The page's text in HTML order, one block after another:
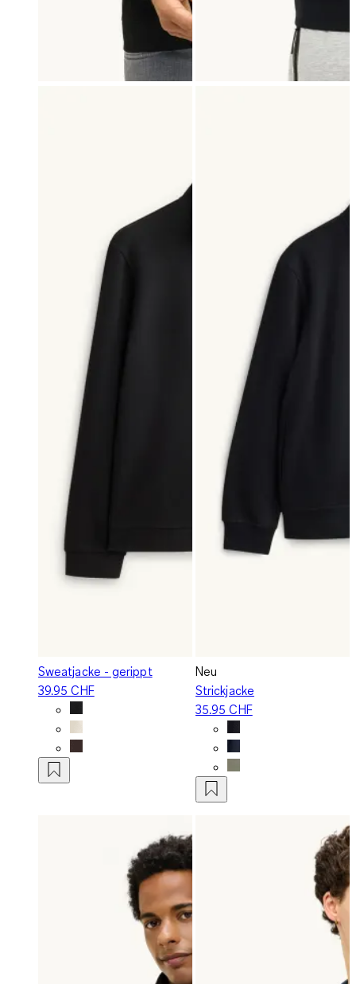
Sweatjacke - gerippt
39.95 CHF
Neu
Strickjacke
35.95 CHF